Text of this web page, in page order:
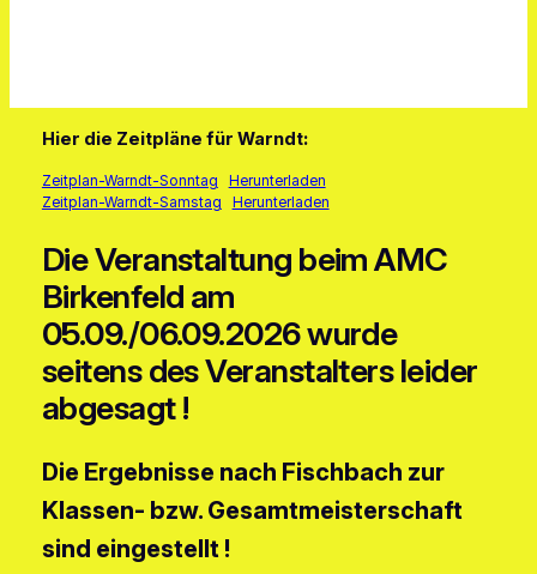
Hier die Zeitpläne für Warndt:
Zeitplan-Warndt-Sonntag
Herunterladen
Zeitplan-Warndt-Samstag
Herunterladen
Die Veranstaltung beim AMC
Birkenfeld am
05.09./06.09.2026 wurde
seitens des Veranstalters leider
abgesagt !
Die Ergebnisse nach Fischbach zur
Klassen- bzw. Gesamtmeisterschaft
sind eingestellt !